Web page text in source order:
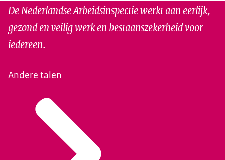
De Nederlandse Arbeidsinspectie werkt aan eerlijk,
gezond en veilig werk en bestaanszekerheid voor
iedereen.
Andere talen